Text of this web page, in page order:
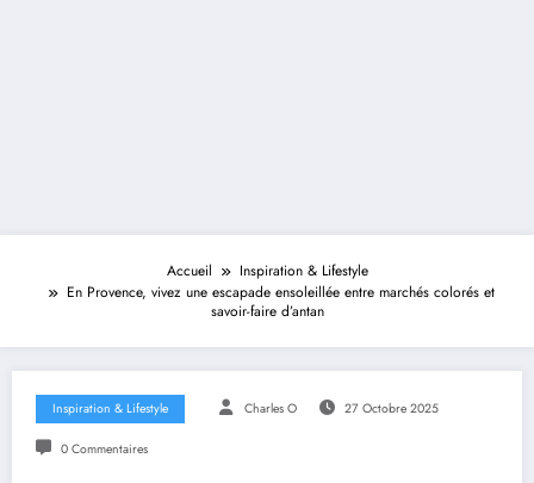
Accueil
Inspiration & Lifestyle
En Provence, vivez une escapade ensoleillée entre marchés colorés et
savoir-faire d’antan
Inspiration & Lifestyle Charles O 27 Octobre 2025
0 Commentaires